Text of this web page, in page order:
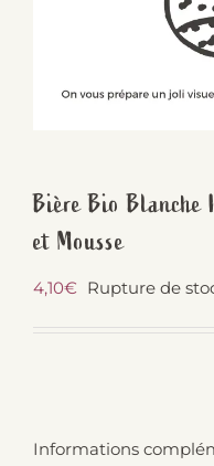
Bière Bio Blanche
et Mousse
4,10€ Rupture de
Informations